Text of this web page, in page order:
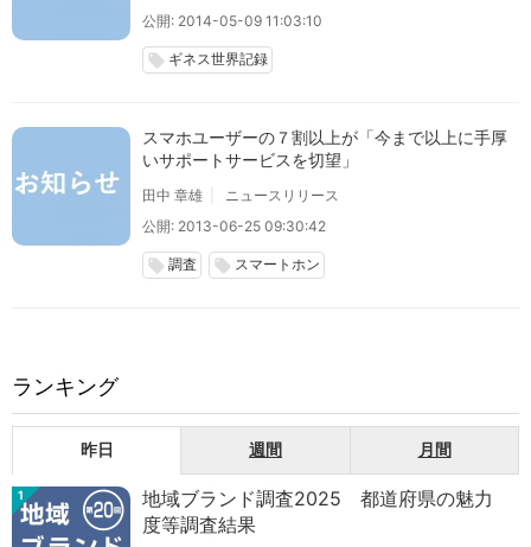
公開: 2014-05-09 11:03:10
local_offer ギネス世界記録
スマホユーザーの７割以上が「今まで以上に手厚
いサポートサービスを切望」
田中 章雄
ニュースリリース
公開: 2013-06-25 09:30:42
local_offer 調査 local_offer スマートホン
ランキング
昨日 週間 月間
1
地域ブランド調査2025 都道府県の魅力
度等調査結果